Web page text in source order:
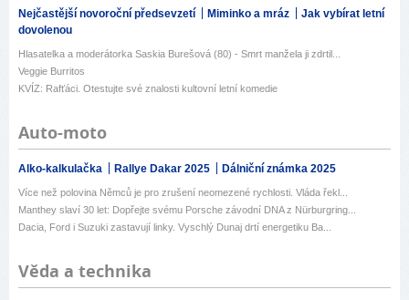
Nejčastější novoroční předsevzetí Miminko a mráz
Jak vybírat letní
dovolenou
Hlasatelka a moderátorka Saskia Burešová (80) - Smrt manžela ji zdrtil...
Veggie Burritos
KVÍZ: Rafťáci. Otestujte své znalosti kultovní letní komedie
Auto-moto
Alko-kalkulačka Rallye Dakar 2025 Dálniční známka 2025
Více než polovina Němců je pro zrušení neomezené rychlosti. Vláda řekl...
Manthey slaví 30 let: Dopřejte svému Porsche závodní DNA z Nürburgring...
Dacia, Ford i Suzuki zastavují linky. Vyschlý Dunaj drtí energetiku Ba...
Věda a technika